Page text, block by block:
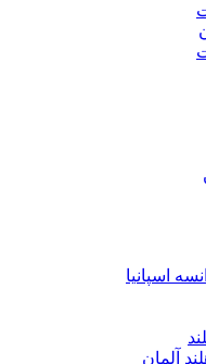
اسپانیا
آلمان